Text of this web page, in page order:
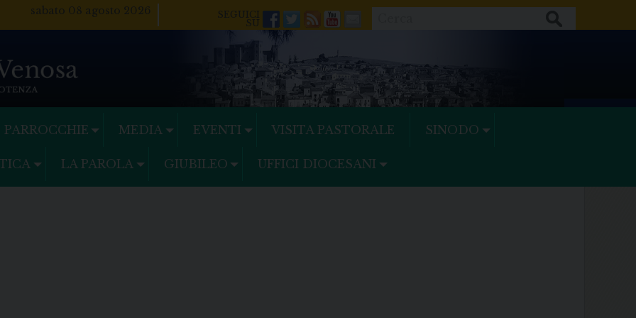
sabato 08 agosto 2026
Facebook
Twitter
FeedsYoutube
Mail
PARROCCHIE MEDIA EVENTI VISITA PASTORALE SINODO
LA PAROLA GIUBILEO UFFICI DIOCESANI